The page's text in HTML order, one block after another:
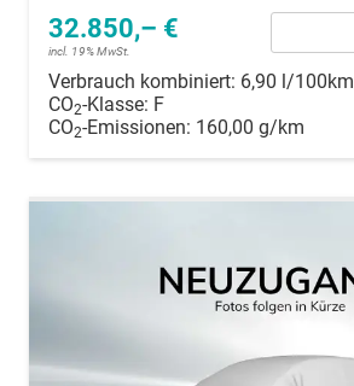
32.850,– €
incl. 19% MwSt.
Verbrauch kombiniert: 6,90 l/100km
CO2-Klasse: F
CO2-Emissionen: 160,00 g/km